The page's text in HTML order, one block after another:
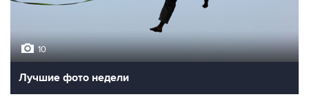
10
Лучшие фото недели